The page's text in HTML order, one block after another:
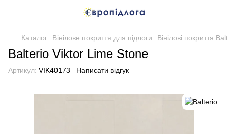
Каталог Вінілове покриття для підлоги Вінілові покриття
Balterio Viktor Lime Stone
Артикул: VIK40173 Написати відгук